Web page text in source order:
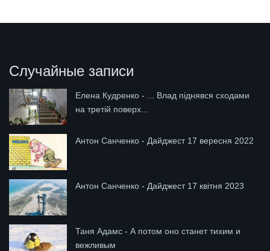
Случайные записи
Елена Кудренко - ... Влад піднявся сходами
на третій поверх...
Антон Санченко - Дайджест 17 вересня 2022
Антон Санченко - Дайджест 17 квітня 2023
Таня Адамс - А потом оно станет тихим и
вежливым